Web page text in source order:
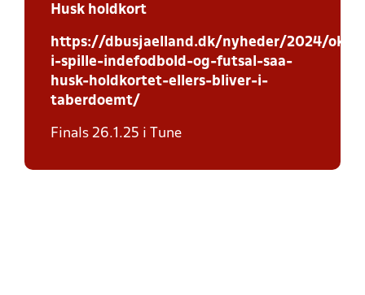
Husk holdkort
https://dbusjaelland.dk/nyheder/2024/
i-spille-indefodbold-og-futsal-saa-
husk-holdkortet-ellers-bliver-i-
taberdoemt/
Finals 26.1.25 i Tune